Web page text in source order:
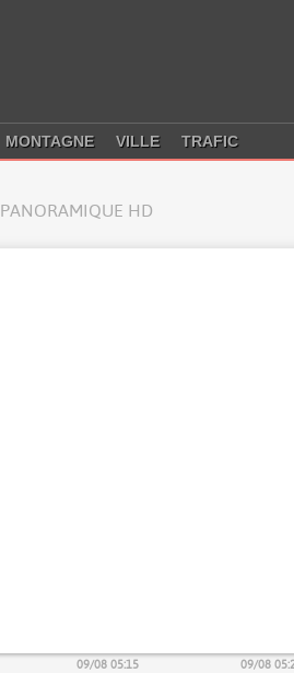
MONTAGNE VILLE TRAFIC
PANORAMIQUE HD
09/08 05:15 09/08